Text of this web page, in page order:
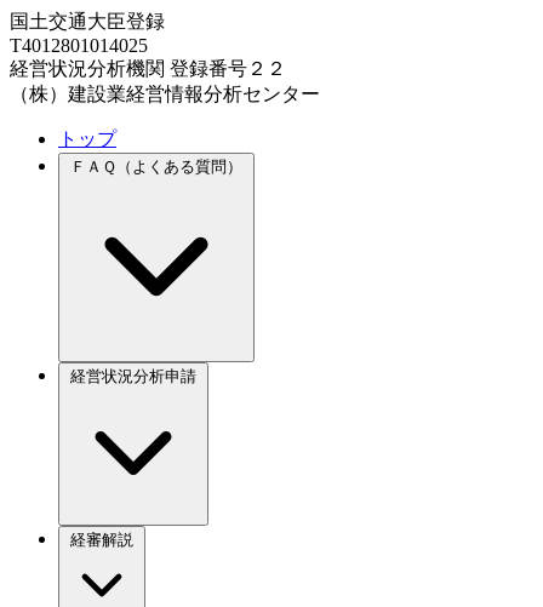
国土交通大臣登録
T4012801014025
経営状況分析機関 登録番号２２
（株）建設業経営情報分析センター
トップ
ＦＡＱ（よくある質問）
経営状況分析申請
経審解説